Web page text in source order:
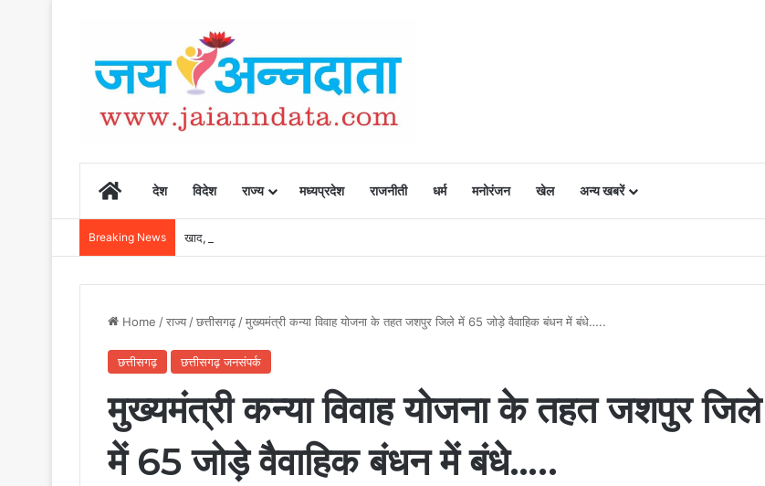
Homeदेश विदेश राज्य मध्यप्रदेश राजनीती धर्म मनोरंजन खेल अन्य खबरें
Breaking News खाद, बीज और उर्वरकों की समय पर उपलब्धता से किसानों में उत्साह, नैनो डीएपी और नैनो यूरिया बने किसानों के भरोसेमंद कृषि साथी…..
Home /राज्य/छत्तीसगढ़/मुख्यमंत्री कन्या विवाह योजना के तहत जशपुर जिले में 65 जोड़े वैवाहिक बंधन में बंधे…..
छत्तीसगढ़ छत्तीसगढ़ जनसंपर्क
मुख्यमंत्री कन्या विवाह योजना के तहत जशपुर जिले
में 65 जोड़े वैवाहिक बंधन में बंधे…..